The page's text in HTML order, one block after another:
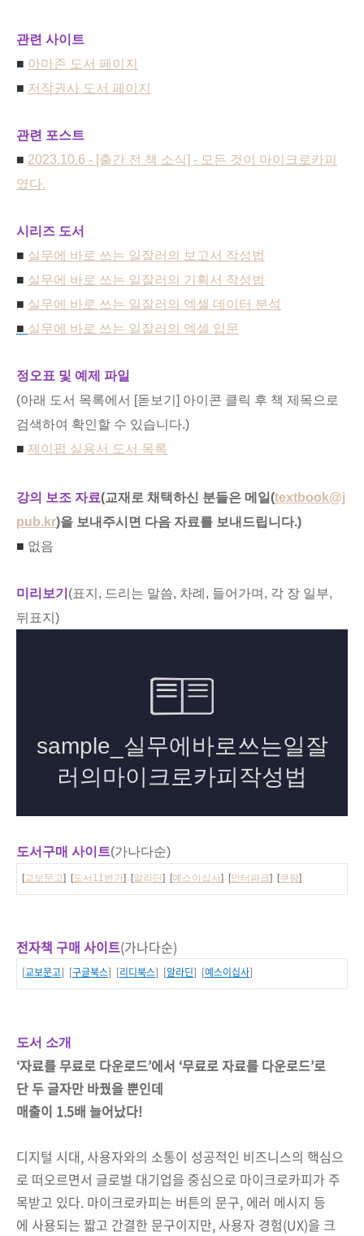
관련 사이트
■ 아마존 도서 페이지
■ 저작권사 도서 페이지
관련 포스트
■ 2023.10.6 - [출간 전 책 소식] - 모든 것이 마이크로카피
였다.
시리즈 도서
■ 실무에 바로 쓰는 일잘러의 보고서 작성법
■ 실무에 바로 쓰는 일잘러의 기획서 작성법
■ 실무에 바로 쓰는 일잘러의 엑셀 데이터 분석
■ 실무에 바로 쓰는 일잘러의 엑셀 입문
정오표 및 예제 파일
(아래 도서 목록에서 [돋보기] 아이콘 클릭 후 책 제목으로
검색하여 확인할 수 있습니다.)
■ 제이펍 실용서 도서 목록
강의 보조 자료(교재로 채택하신 분들은 메일(textbook@j
pub.kr)을 보내주시면 다음 자료를 보내드립니다.)
■ 없음
미리보기 (표지, 드리는 말씀, 차례, 들어가며, 각 장 일부,
뒤표지)
도서구매 사이트(가나다순)
[교보문고] [도서11번가] [알라딘] [예스이십사] [인터파크] [쿠팡]
전자책 구매 사이트(가나다순)
[교보문고] [구글북스] [리디북스] [알라딘] [예스이십사]
도서 소개
‘자료를 무료로 다운로드’에서 ‘무료로 자료를 다운로드’로
단 두 글자만 바꿨을 뿐인데
매출이 1.5배 늘어났다!
디지털 시대, 사용자와의 소통이 성공적인 비즈니스의 핵심으
로 떠오르면서 글로벌 대기업을 중심으로 마이크로카피가 주
목받고 있다. 마이크로카피는 버튼의 문구, 에러 메시지 등
에 사용되는 짧고 간결한 문구이지만, 사용자 경험(UX)을 크